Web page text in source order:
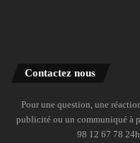
Contactez nous
Pour une question, une
publicité ou un communiqué à
98 12 67 78